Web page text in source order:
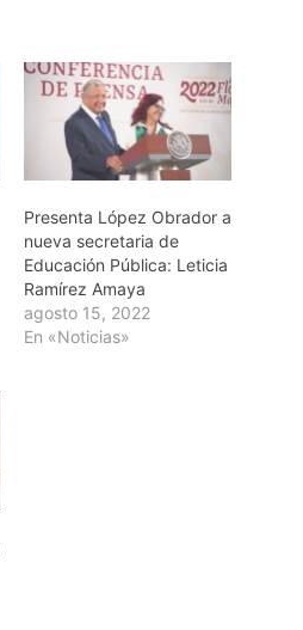
Presenta López Obrador a
nueva secretaria de
Educación Pública: Leticia
Ramírez Amaya
agosto 15, 2022
En «Noticias»